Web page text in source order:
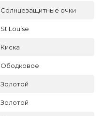
Солнцезащитные очки
St.Louise
Киска
Ободковое
Золотой
Золотой